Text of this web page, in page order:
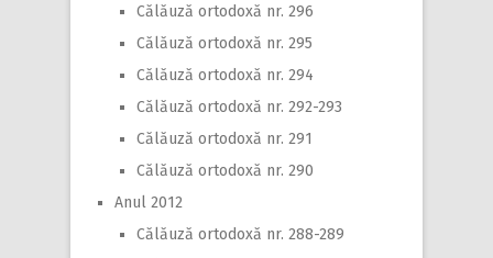
Călăuză ortodoxă nr. 296
Călăuză ortodoxă nr. 295
Călăuză ortodoxă nr. 294
Călăuză ortodoxă nr. 292-293
Călăuză ortodoxă nr. 291
Călăuză ortodoxă nr. 290
Anul 2012
Călăuză ortodoxă nr. 288-289